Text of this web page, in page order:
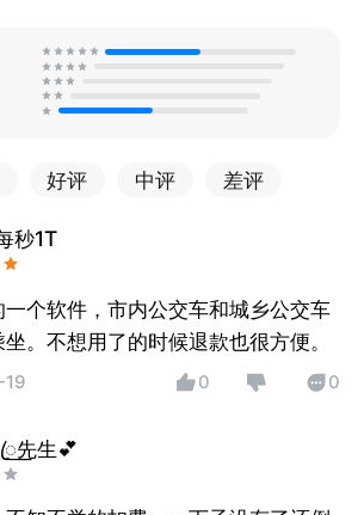
好评 中评 差评
秒1T
一个软件，市内公交车和城乡公交车
。不想用了的时候退款也很方便。
0 0
先生💕